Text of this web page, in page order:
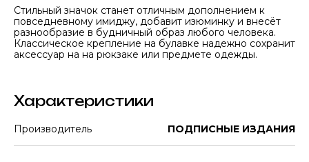
Стильный значок станет отличным дополнением к
повседневному имиджу, добавит изюминку и внесёт
разнообразие в будничный образ любого человека.
Классическое крепление на булавке надежно сохранит
аксессуар на на рюкзаке или предмете одежды.
Характеристики
Производитель ПОДПИСНЫЕ ИЗДАНИЯ